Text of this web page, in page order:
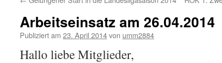
Arbeitseinsatz am 26.04.2014
Publiziert am 23. April 2014von umm2884
Hallo liebe Mitglieder,